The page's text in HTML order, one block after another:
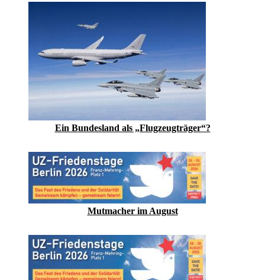
Ein Bundesland als „Flugzeugträger“?
Mutmacher im August